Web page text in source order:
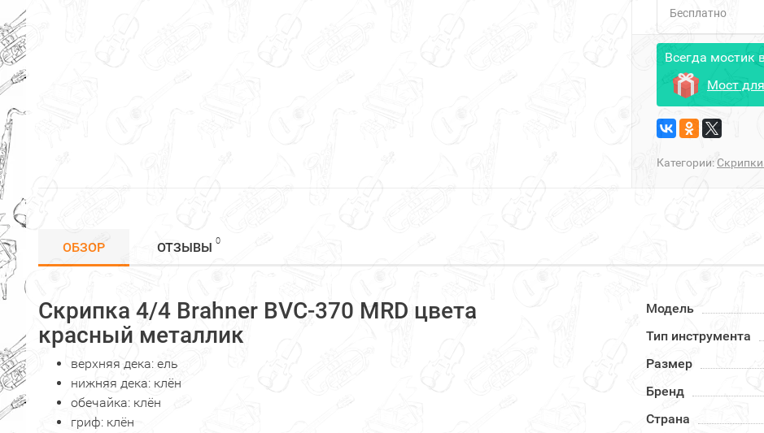
Бесплатно
Всегда мостик
Мост
Категории:
ОБЗОР ОТЗЫВЫ 0
Скрипка 4/4 Brahner BVC-370 MRD цвета
красный металлик
верхняя дека: ель
нижняя дека: клён
обечайка: клён
гриф: клён
Модель
Тип инструмента
Размер
Бренд
Страна